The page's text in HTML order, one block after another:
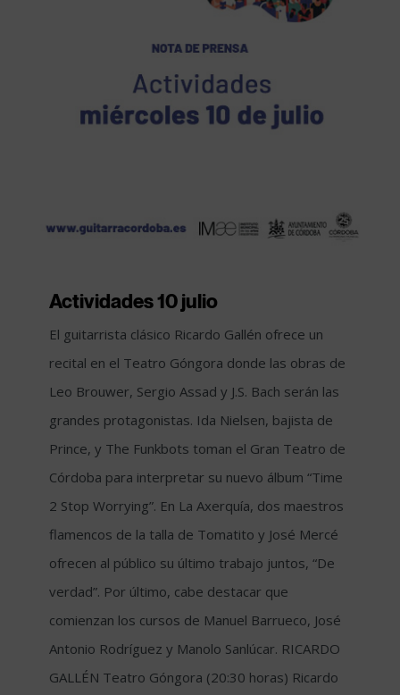
Actividades 10 julio
El guitarrista clásico Ricardo Gallén ofrece un
recital en el Teatro Góngora donde las obras de
Leo Brouwer, Sergio Assad y J.S. Bach serán las
grandes protagonistas. Ida Nielsen, bajista de
Prince, y The Funkbots toman el Gran Teatro de
Córdoba para interpretar su nuevo álbum “Time
2 Stop Worrying”. En La Axerquía, dos maestros
flamencos de la talla de Tomatito y José Mercé
ofrecen al público su último trabajo juntos, “De
verdad”. Por último, cabe destacar que
comienzan los cursos de Manuel Barrueco, José
Antonio Rodríguez y Manolo Sanlúcar. RICARDO
GALLÉN Teatro Góngora (20:30 horas) Ricardo